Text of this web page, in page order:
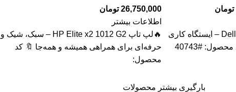
تومان
🔥لپ تاپ Dell Precision M4800 – ایستگاه کاری
قدرتمند برای حرفه‌ای‌ها 🔖 کد محصول: #40743
26,750,000 تومان
اطلاعات بیشتر
🔥لپ تاپ HP Elite x2 1012 G2 – سبک، شیک و
حرفه‌ای برای همراهی همیشه و همه‌جا 🔖 کد
محصول:
بارگیری بیشتر محصولات